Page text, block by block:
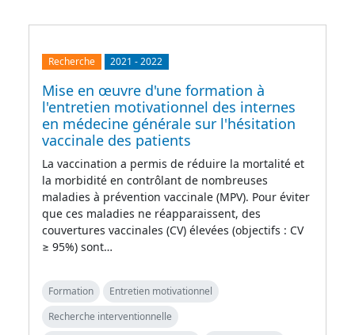
Recherche 2021 -2022
Mise en œuvre d'une formation à
l'entretien motivationnel des internes
en médecine générale sur l'hésitation
vaccinale des patients
La vaccination a permis de réduire la mortalité et
la morbidité en contrôlant de nombreuses
maladies à prévention vaccinale (MPV). Pour éviter
que ces maladies ne réapparaissent, des
couvertures vaccinales (CV) élevées (objectifs : CV
≥ 95%) sont…
Formation
Entretien motivationnel
Recherche interventionnelle